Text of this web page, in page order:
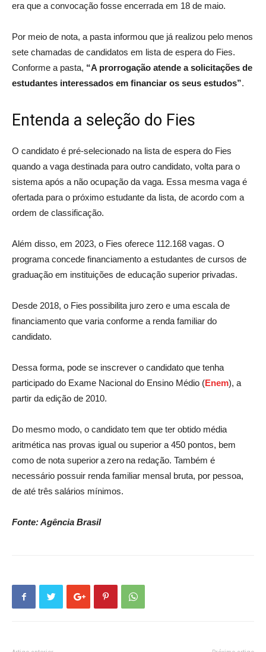
era que a convocação fosse encerrada em 18 de maio.
Por meio de nota, a pasta informou que já realizou pelo menos
sete chamadas de candidatos em lista de espera do Fies.
Conforme a pasta, “A prorrogação atende a solicitações de
estudantes interessados em financiar os seus estudos”.
Entenda a seleção do Fies
O candidato é pré-selecionado na lista de espera do Fies
quando a vaga destinada para outro candidato, volta para o
sistema após a não ocupação da vaga. Essa mesma vaga é
ofertada para o próximo estudante da lista, de acordo com a
ordem de classificação.
Além disso, em 2023, o Fies oferece 112.168 vagas. O
programa concede financiamento a estudantes de cursos de
graduação em instituições de educação superior privadas.
Desde 2018, o Fies possibilita juro zero e uma escala de
financiamento que varia conforme a renda familiar do
candidato.
Dessa forma, pode se inscrever o candidato que tenha
participado do Exame Nacional do Ensino Médio (Enem), a
partir da edição de 2010.
Do mesmo modo, o candidato tem que ter obtido média
aritmética nas provas igual ou superior a 450 pontos, bem
como de nota superior a zero na redação. Também é
necessário possuir renda familiar mensal bruta, por pessoa,
de até três salários mínimos.
Fonte: Agência Brasil